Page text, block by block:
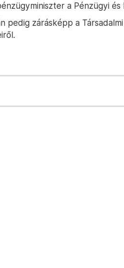
a Pénzügyi
pedig zárásképp a